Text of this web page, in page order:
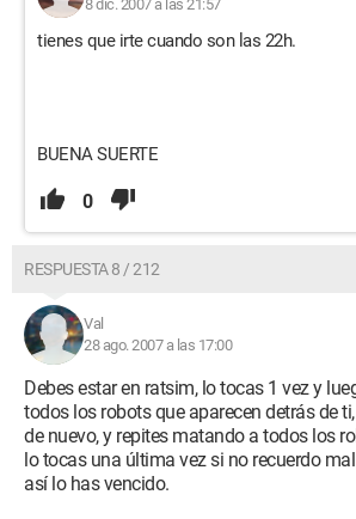
8 dic. 2007 a las 21:57
tienes que irte cuando son las 22h.
BUENA SUERTE
0
RESPUESTA 8 / 212
Val
28 ago. 2007 a las 17:00
Debes estar en ratsim, lo tocas 1 vez y
todos los robots que aparecen detrás de
de nuevo, y repites matando a todos los
lo tocas una última vez si no recuerdo
así lo has vencido.